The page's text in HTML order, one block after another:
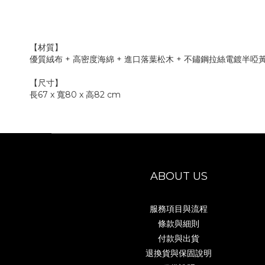
【材質】
優質絨布 + 高密度海綿 + 進口落葉松木 + 不鏽鋼拉絲電鍍半啞
【尺寸】
長67 x 寬80 x 高82 cm
ABOUT US
服務項目與流程
條款與細則
付款與出貨
退換貨與保固說明